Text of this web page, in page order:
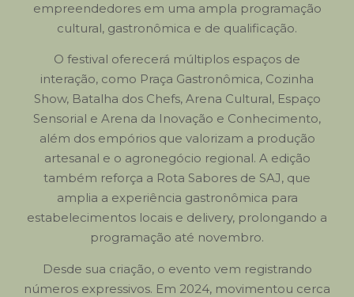
empreendedores em uma ampla programação
cultural, gastronômica e de qualificação.
O festival oferecerá múltiplos espaços de
interação, como Praça Gastronômica, Cozinha
Show, Batalha dos Chefs, Arena Cultural, Espaço
Sensorial e Arena da Inovação e Conhecimento,
além dos empórios que valorizam a produção
artesanal e o agronegócio regional. A edição
também reforça a Rota Sabores de SAJ, que
amplia a experiência gastronômica para
estabelecimentos locais e delivery, prolongando a
programação até novembro.
Desde sua criação, o evento vem registrando
números expressivos. Em 2024, movimentou cerca